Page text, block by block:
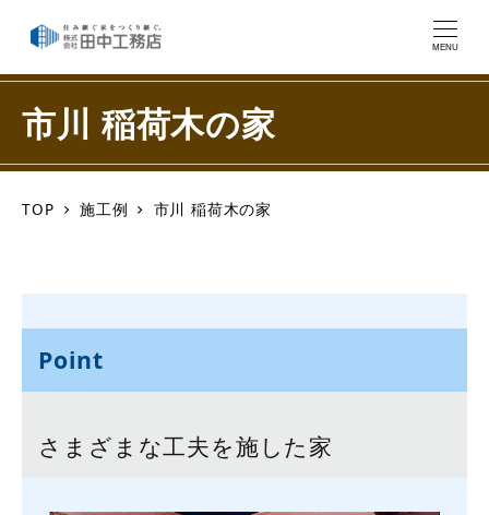
MENU
市川 稲荷木の家
TOP 施工例 市川 稲荷木の家
さまざまな工夫を施した家